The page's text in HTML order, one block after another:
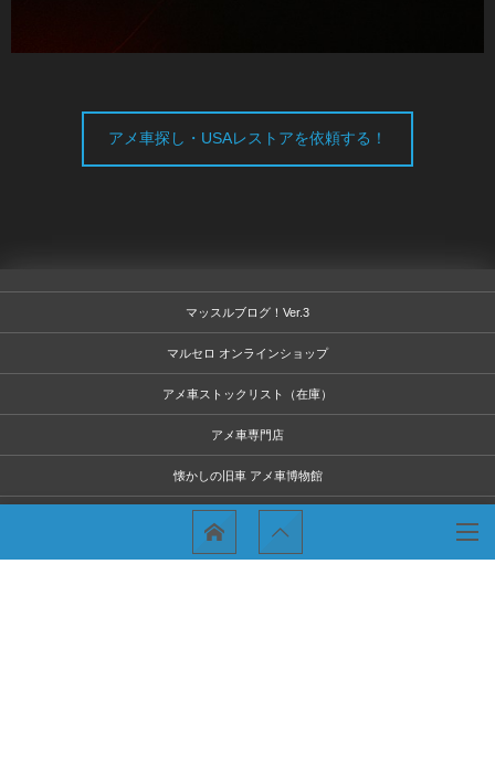
アメ車探し・USAレストアを依頼する！
マッスルブログ！Ver.3
マルセロ オンラインショップ
アメ車ストックリスト（在庫）
アメ車専門店
懐かしの旧車 アメ車博物館
アメ車の撮影レンタル ロケ撮影協力